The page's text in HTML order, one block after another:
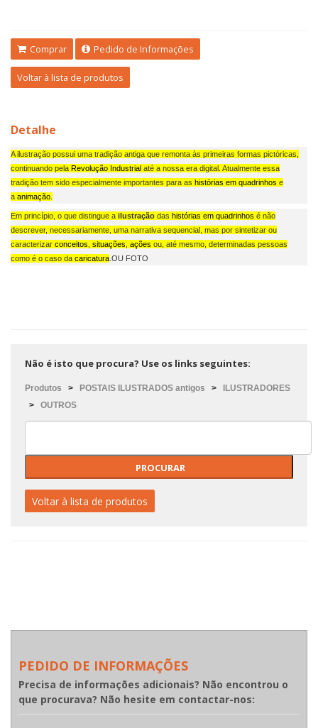
Comprar Pedido de Informações
Voltar à lista de produtos
Detalhe
A ilustração possui uma tradição antiga que remonta às primeiras formas pictóricas,
continuando pela Revolução Industrial até a nossa era digital. Atualmente essa
tradição tem sido especialmente importantes para as histórias em quadrinhos e
a animação
Em princípio, o que distingue a ilustração das histórias em quadrinhos é não
descrever, necessariamente, uma narrativa sequencial, mas por sintetizar ou
caracterizar conceitos situações ações ou, até mesmo, determinadas pessoas
como é o caso da caricatura .OU FOTO
Não é isto que procura? Use os links seguintes:
Produtos > POSTAIS ILUSTRADOS antigos > ILUSTRADORES
> OUTROS
Voltar à lista de produtos
PEDIDO DE INFORMAÇÕES
Precisa de informações adicionais? Não encontrou o
que procurava? Não hesite em contactar-nos: